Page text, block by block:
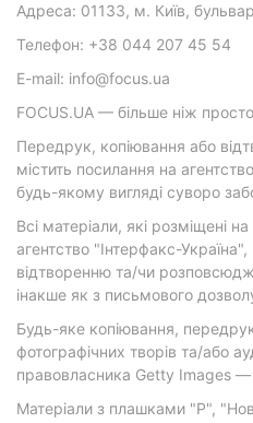
Адреса: 01133, м. Київ,
Телефон: +38 044 207 45 54
E-mail: info@focus.ua
FOCUS.UA — більше ніж
Передрук, копіювання або
містить посилання на
будь-якому вигляді суворо
Всі матеріали, які розміщені
агентство "Інтерфакс-
відтворенню та/чи
інакше як з письмового
Будь-яке копіювання,
фотографічних творів та/або
правовласника Getty Images
Матеріали з плашками "Р",